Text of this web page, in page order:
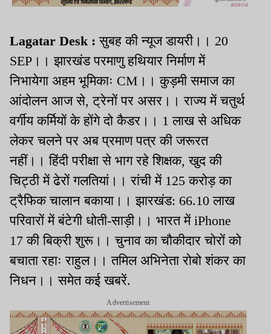
Lagatar Desk : सुबह की न्यूज डायरी।। 20
SEP।। झारखंड परमाणु हथियार निर्माण में
निभायेगा अहम भूमिकाः CM।। कुड़मी समाज का
आंदोलन आज से, ट्रेनों पर असर।। राज्य में चतुर्थ
वर्गीय कर्मियों के होंगे दो कैडर।। 1 लाख से अधिक
लेकर चलने पर अब प्रमाण पत्र की जरूरत
नहीं।। हिंदी परीक्षा से भाग रहे शिक्षक, खुद की
चिट्ठी में ढेरों गलतियां।। रांची में 125 करोड़ का
ट्रैफिक चालान बकाया।। झारखंड: 66.10 लाख
परिवारों में बंटेगी धोती-साड़ी।। भारत में iPhone
17 की बिक्री शुरू।। चुनाव का चौकीदार चोरों को
बचाता रहाः राहुल।। तमिल अभिनेता रोबो शंकर का
निधन।। समेत कई खबरें.
Advertisement